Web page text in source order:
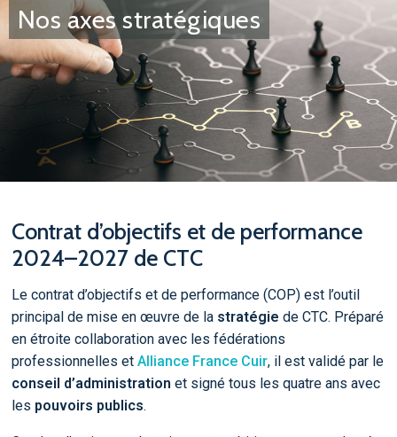
Nos axes stratégiques
Contrat d’objectifs et de performance
2024–2027 de CTC
Le contrat d’objectifs et de performance (COP) est l’outil
principal de mise en œuvre de la stratégie de CTC. Préparé
en étroite collaboration avec les fédérations
professionnelles et Alliance France Cuir, il est validé par le
conseil d’administration et signé tous les quatre ans avec
les pouvoirs publics.